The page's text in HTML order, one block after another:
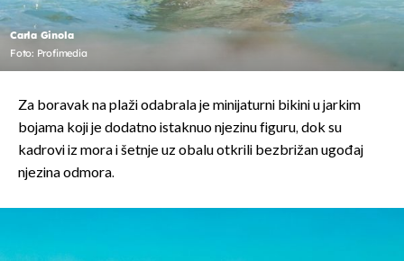
Carla Ginola
Foto: Profimedia
Za boravak na plaži odabrala je minijaturni bikini u jarkim
bojama koji je dodatno istaknuo njezinu figuru, dok su
kadrovi iz mora i šetnje uz obalu otkrili bezbrižan ugođaj
njezina odmora.